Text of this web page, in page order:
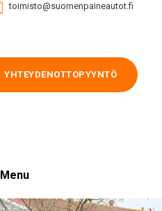
toimisto@suomenpaineautot.fi
YHTEYDENOTTOPYYNTÖ
Menu